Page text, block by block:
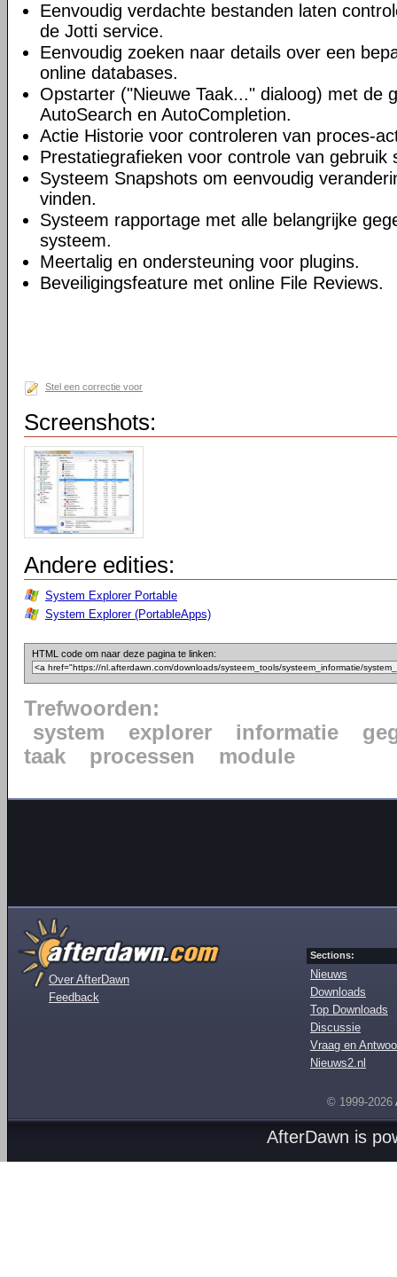
Eenvoudig verdachte bestanden laten
de Jotti service.
Eenvoudig zoeken naar details over een
online databases.
Opstarter ("Nieuwe Taak..." dialoog) met de
AutoSearch en AutoCompletion.
Actie Historie voor controleren van proces-
Prestatiegrafieken voor controle van gebruik
Systeem Snapshots om eenvoudig
vinden.
Systeem rapportage met alle belangrijke
systeem.
Meertalig en ondersteuning voor plugins.
Beveiligingsfeature met online File Reviews.
Stel een correctie voor
Screenshots:
Andere edities:
System Explorer Portable
System Explorer (PortableApps)
HTML code om naar deze pagina te linken:
Trefwoorden:
system
explorer informatie
taak
processen module
Over AfterDawn
Feedback
Sections:
Nieuws
Downloads
Top Downloads
Discussie
Vraag en
Nieuws2.nl
© 1999-2026
AfterDawn is